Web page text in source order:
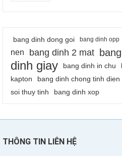
bang dinh dong goi bang dinh opp
nen
bang dinh 2 mat
dinh giay
bang dinh in chu
kapton
bang dinh chong tinh dien
soi thuy tinh
bang dinh xop
THÔNG TIN LIÊN HỆ